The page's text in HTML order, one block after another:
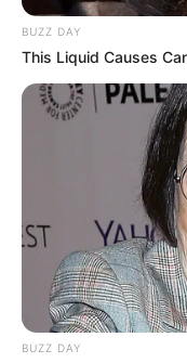
BUZZ DAY
This Liquid Causes
BUZZ DAY